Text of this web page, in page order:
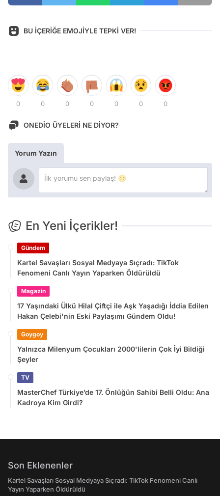
BU İÇERİĞE EMOJİYLE TEPKİ VER!
0 0 0 0 0 0 0
ONEDİO ÜYELERİ NE DİYOR?
Yorum Yazın
En Yeni İçerikler!
Gündem
Kartel Savaşları Sosyal Medyaya Sıçradı: TikTok
Fenomeni Canlı Yayın Yaparken Öldürüldü
Magazin
17 Yaşındaki Ülkü Hilal Çiftçi ile Aşk Yaşadığı İddia Edilen
Hakan Çelebi'nin Eski Paylaşımı Gündem Oldu!
Goygoy
Yalnızca Milenyum Çocukları 2000'lilerin Çok İyi Bildiği
Şeyler
TV
MasterChef Türkiye’de 17. Önlüğün Sahibi Belli Oldu: Ana
Kadroya Kim Girdi?
Son Eklenenler
Kartel Savaşları Sosyal Medyaya Sıçradı: TikTok Fenomeni Canlı
Yayın Yaparken Öldürüldü